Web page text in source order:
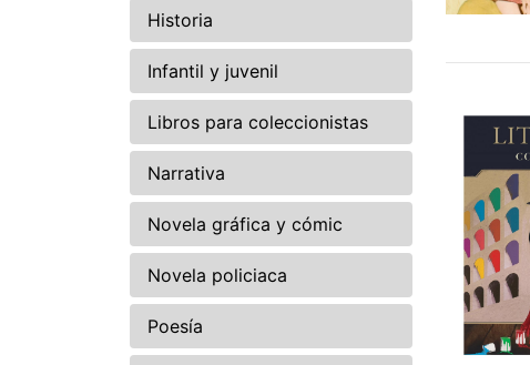
Historia
Infantil y juvenil
Libros para coleccionistas
Narrativa
Novela gráfica y cómic
Novela policiaca
Poesía